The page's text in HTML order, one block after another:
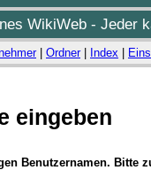
WikiWeb - Jeder
| Ordner| Index
eingeben
Benutzernamen. Bitte